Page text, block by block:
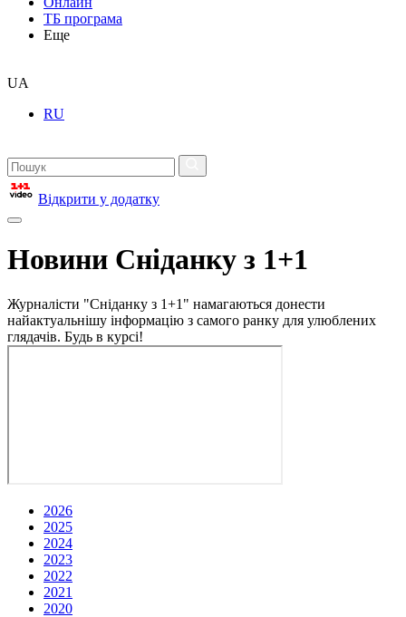
ТБ програма
Еще
UA
RU
Відкрити у додатку
Новини Сніданку з 1+1
Журналісти "Сніданку з 1+1" намагаються донести
найактуальнішу інформацію з самого ранку для улюблених
глядачів. Будь в курсі!
2026
2025
2024
2023
2022
2021
2020